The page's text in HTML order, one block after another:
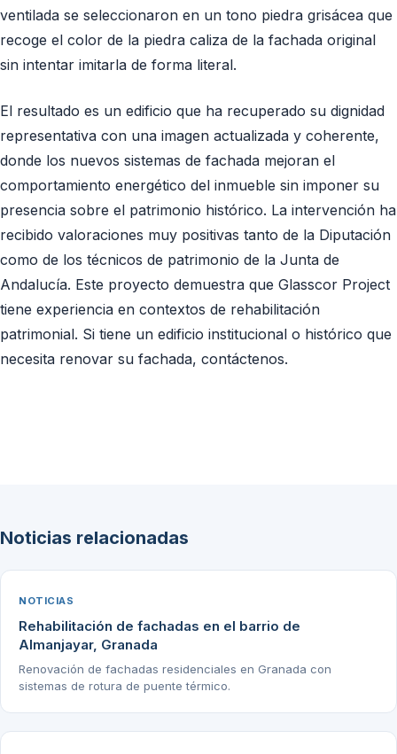
ventilada se seleccionaron en un tono piedra grisácea que
recoge el color de la piedra caliza de la fachada original
sin intentar imitarla de forma literal.
El resultado es un edificio que ha recuperado su dignidad
representativa con una imagen actualizada y coherente,
donde los nuevos sistemas de fachada mejoran el
comportamiento energético del inmueble sin imponer su
presencia sobre el patrimonio histórico. La intervención ha
recibido valoraciones muy positivas tanto de la Diputación
como de los técnicos de patrimonio de la Junta de
Andalucía. Este proyecto demuestra que Glasscor Project
tiene experiencia en contextos de rehabilitación
patrimonial. Si tiene un edificio institucional o histórico que
necesita renovar su fachada, contáctenos.
Noticias relacionadas
NOTICIAS
Rehabilitación de fachadas en el barrio de
Almanjayar, Granada
Renovación de fachadas residenciales en Granada con
sistemas de rotura de puente térmico.